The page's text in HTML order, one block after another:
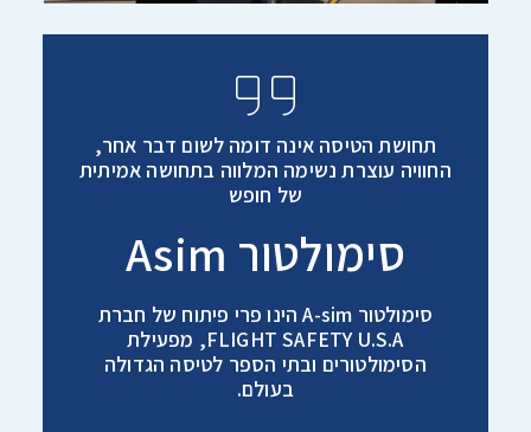
תחושת הטיסה אינה דומה לשום דבר אחר,
החוויה עוצרת נשימה המלווה בתחושה אמיתית
של חופש
סימולטור Asim
סימולטור A-sim הינו פרי פיתוח של חברת
FLIGHT SAFETY U.S.A, מפעילת
הסימולטורים ובתי הספר לטיסה הגדולה
בעולם.